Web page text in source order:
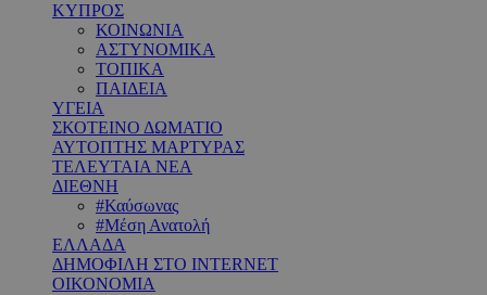
ΚΥΠΡΟΣ
ΚΟΙΝΩΝΙΑ
ΑΣΤΥΝΟΜΙΚΑ
ΤΟΠΙΚΑ
ΠΑΙΔΕΙΑ
ΥΓΕΙΑ
ΣΚΟΤΕΙΝΟ ΔΩΜΑΤΙΟ
ΑΥΤΟΠΤΗΣ ΜΑΡΤΥΡΑΣ
ΤΕΛΕΥΤΑΙΑ ΝΕΑ
ΔΙΕΘΝΗ
#Καύσωνας
#Μέση Ανατολή
ΕΛΛΑΔΑ
ΔΗΜΟΦΙΛΗ ΣΤΟ INTERNET
ΟΙΚΟΝΟΜΙΑ